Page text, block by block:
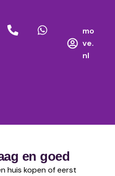
mo
ve.
nl
en goed
huis kopen of eerst